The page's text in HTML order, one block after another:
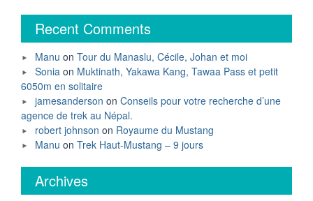
Recent Comments
Manu on Tour du Manaslu, Cécile, Johan et moi
Sonia on Muktinath, Yakawa Kang, Tawaa Pass et petit
6050m en solitaire
jamesanderson on Conseils pour votre recherche d’une
agence de trek au Népal.
robert johnson on Royaume du Mustang
Manu on Trek Haut-Mustang – 9 jours
Archives